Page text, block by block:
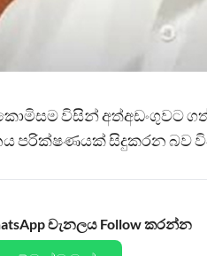
විසින් අත්අඩංගුවට
පරික්ෂණයක් සිදුකරන බව
චැනලය Follow කරන්න